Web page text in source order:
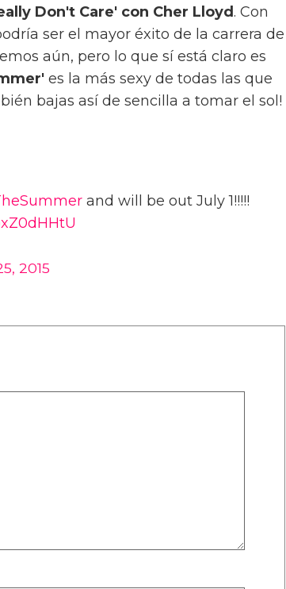
Don't Care' con Cher Lloyd . Con
ser el mayor éxito de la carrera de
aún, pero lo que sí está claro es
es la más sexy de todas las que
bajas así de sencilla a tomar el sol!
and will be out July 1!!!!!
2015